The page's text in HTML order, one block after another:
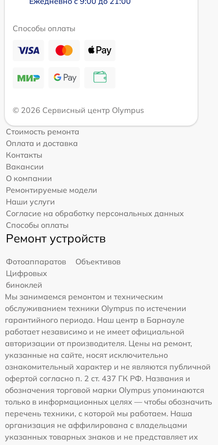
Способы оплаты
© 2026 Сервисный центр Olympus
Стоимость ремонта
Оплата и доставка
Контакты
Вакансии
О компании
Ремонтируемые модели
Наши услуги
Согласие на обработку персональных данных
Способы оплаты
Ремонт устройств
Фотоаппаратов
Объективов
Цифровых
биноклей
Мы занимаемся ремонтом и техническим
обслуживанием техники Olympus по истечении
гарантийного периода. Наш центр в Барнауле
работает независимо и не имеет официальной
авторизации от производителя. Цены на ремонт,
указанные на сайте, носят исключительно
ознакомительный характер и не являются публичной
офертой согласно п. 2 ст. 437 ГК РФ. Названия и
обозначения торговой марки Olympus упоминаются
только в информационных целях — чтобы обозначить
перечень техники, с которой мы работаем. Наша
организация не аффилирована с владельцами
указанных товарных знаков и не представляет их